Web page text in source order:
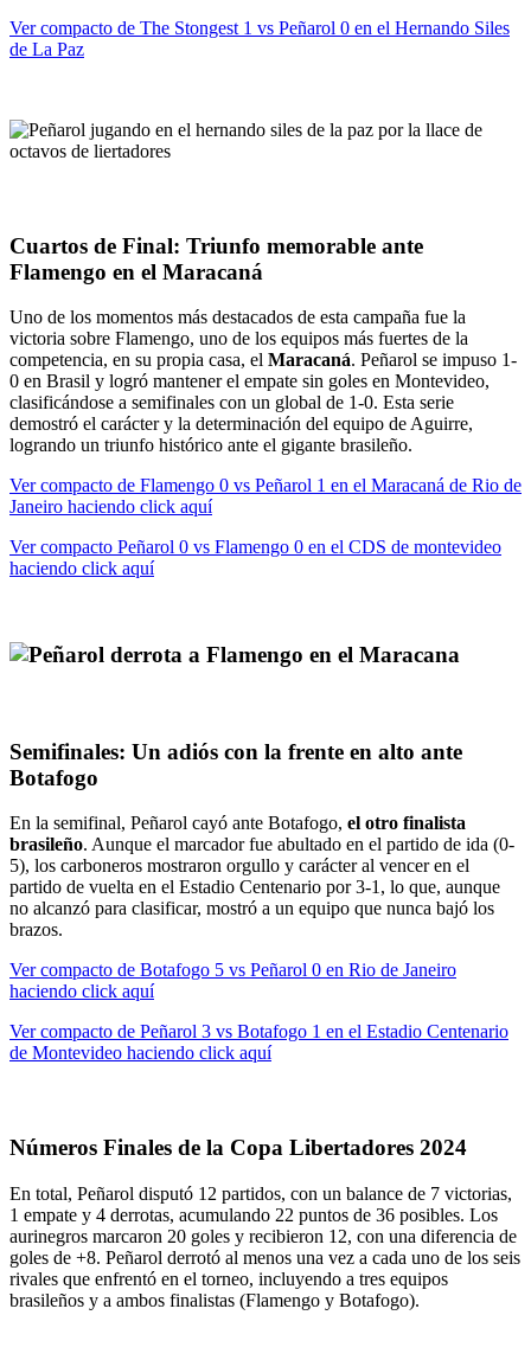
Ver compacto de The Stongest 1 vs Peñarol 0 en el Hernando Siles
de La Paz
Cuartos de Final: Triunfo memorable ante
Flamengo en el Maracaná
Uno de los momentos más destacados de esta campaña fue la
victoria sobre Flamengo, uno de los equipos más fuertes de la
competencia, en su propia casa, el Maracaná. Peñarol se impuso 1-
0 en Brasil y logró mantener el empate sin goles en Montevideo,
clasificándose a semifinales con un global de 1-0. Esta serie
demostró el carácter y la determinación del equipo de Aguirre,
logrando un triunfo histórico ante el gigante brasileño.
Ver compacto de Flamengo 0 vs Peñarol 1 en el Maracaná de Rio de
Janeiro haciendo click aquí
Ver compacto Peñarol 0 vs Flamengo 0 en el CDS de montevideo
haciendo click aquí
Semifinales: Un adiós con la frente en alto ante
Botafogo
En la semifinal, Peñarol cayó ante Botafogo, el otro finalista
brasileño. Aunque el marcador fue abultado en el partido de ida (0-
5), los carboneros mostraron orgullo y carácter al vencer en el
partido de vuelta en el Estadio Centenario por 3-1, lo que, aunque
no alcanzó para clasificar, mostró a un equipo que nunca bajó los
brazos.
Ver compacto de Botafogo 5 vs Peñarol 0 en Rio de Janeiro
haciendo click aquí
Ver compacto de Peñarol 3 vs Botafogo 1 en el Estadio Centenario
de Montevideo haciendo click aquí
Números Finales de la Copa Libertadores 2024
En total, Peñarol disputó 12 partidos, con un balance de 7 victorias,
1 empate y 4 derrotas, acumulando 22 puntos de 36 posibles. Los
aurinegros marcaron 20 goles y recibieron 12, con una diferencia de
goles de +8. Peñarol derrotó al menos una vez a cada uno de los seis
rivales que enfrentó en el torneo, incluyendo a tres equipos
brasileños y a ambos finalistas (Flamengo y Botafogo).